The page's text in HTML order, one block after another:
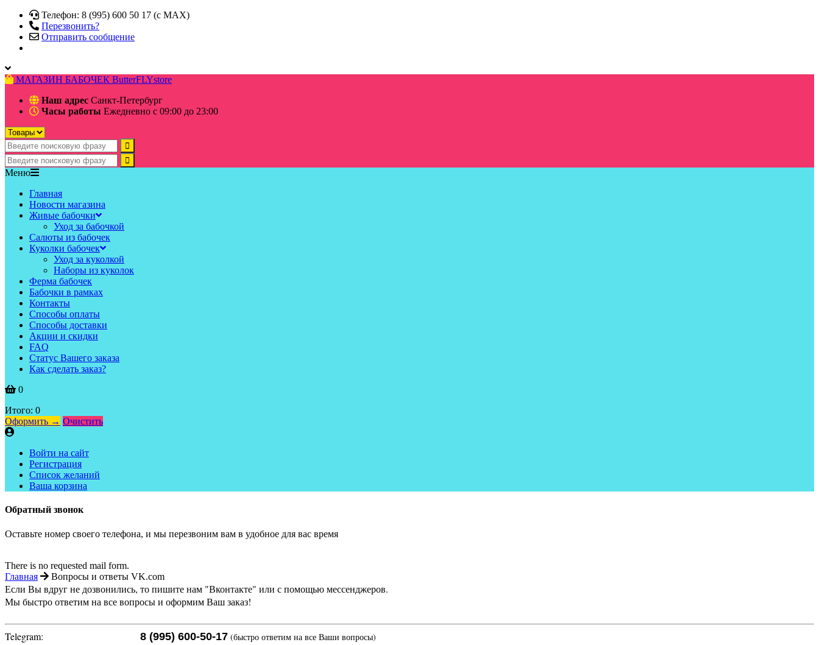
Телефон: 8 (995) 600 50 17 (c MAX)
Перезвонить?
Отправить сообщение
МАГАЗИН БАБОЧЕК ButterFLYstore
Наш адрес Санкт-Петербург
Часы работы Ежедневно с 09:00 до 23:00
Меню
Главная
Новости магазина
Живые бабочки
Уход за бабочкой
Салюты из бабочек
Куколки бабочек
Уход за куколкой
Наборы из куколок
Ферма бабочек
Бабочки в рамках
Контакты
Способы оплаты
Способы доставки
Акции и скидки
FAQ
Статус Вашего заказа
Как сделать заказ?
0
Итого: 0
Оформить → Очистить
Войти на сайт
Регистрация
Список желаний
Ваша корзина
Обратный звонок
Оставьте номер своего телефона, и мы перезвоним вам в удобное для вас время
There is no requested mail form.
Главная
Вопросы и ответы VK.com
Если Вы вдруг не дозвонились, то пишите нам "Вконтакте" или с помощью мессенджеров.
Мы быстро ответим на все вопросы и оформим Ваш заказ!
Telegram: 8 (995) 600-50-17 (быстро ответим на все Ваши вопросы)